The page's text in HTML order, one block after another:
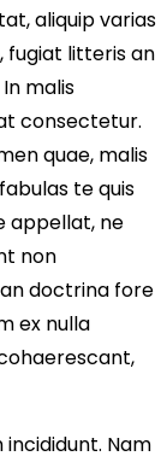
aliquip varias
fugiat litteris an
malis
consectetur.
quae, malis
te quis
appellat, ne
non
doctrina fore
ex nulla
Nam